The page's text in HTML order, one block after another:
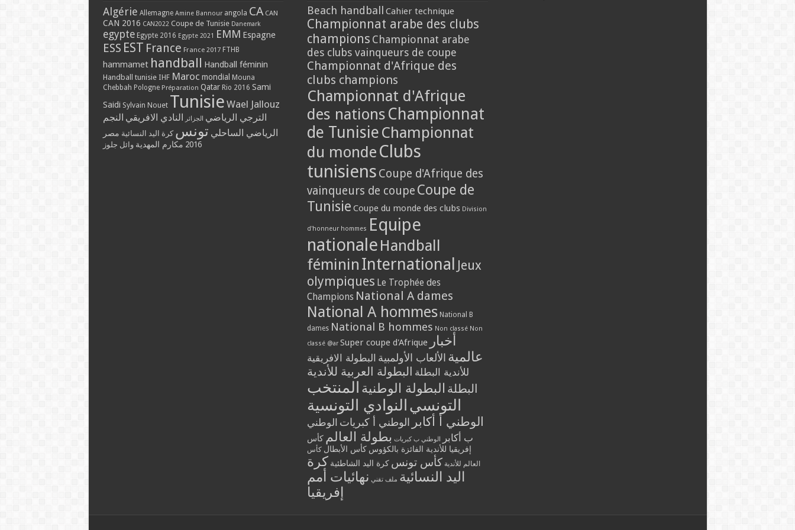
Algérie Allemagne Amine Bannour angola CA CAN
CAN 2016 CAN2022 Coupe de Tunisie Danemark
egypte Egypte 2016 Egypte 2021 EMM Espagne
ESS EST France France 2017 FTHB
hammamet handball Handball féminin
Handball tunisie IHF Maroc mondial Mouna
Chebbah Pologne Préparation Qatar Rio 2016 Sami
Saidi Sylvain Nouet Tunisie Wael Jallouz
الترجي الرياضي الجزائر النادي الافريقي النجم
الرياضي الساحلي تونس كرة اليد النسائية مصر
2016 مكارم المهدية وائل جلوز
Beach handball Cahier technique
Championnat arabe des clubs
champions Championnat arabe
des clubs vainqueurs de coupe
Championnat d'Afrique des
clubs champions
Championnat d'Afrique
des nations Championnat
de Tunisie Championnat
du monde Clubs
tunisiens Coupe d'Afrique des
vainqueurs de coupe Coupe de
Tunisie Coupe du monde des clubs Division
d'honneur hommes Equipe
nationale Handball
féminin International Jeux
olympiques Le Trophée des
Champions National A dames
National A hommes National B
dames National B hommes Non classé Non
classé @ar Super coupe d'Afrique أخبار
عالمية الألعاب الأولمبية البطولة الافريقية
للأندية البطلة البطولة العربية للأندية
البطلة البطولة الوطنية المنتخب
التونسي النوادي التونسية
الوطني أ أكابر الوطني أ كبريات الوطني
ب أكابر
الوطني ب كبريات بطولة العالم كأس
إفريقيا للأندية الفائزة بالكؤوس كأس الأبطال كأس
العالم للأندية كأس تونس كرة اليد الشاطئية كرة
اليد النسائية ملف تقني نهائيات أمم
إفريقيا